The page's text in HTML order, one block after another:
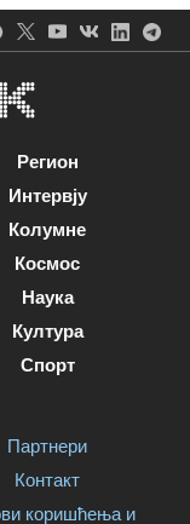
Регион
Интервју
Колумне
Космос
Наука
Култура
Спорт
Партнери
Контакт
коришћења и